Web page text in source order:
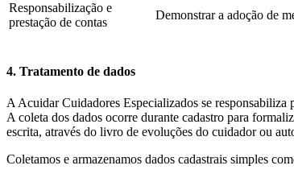
Responsabilização e
prestação de contas
Demonstrar a adoção de
4. Tratamento de dados
A Acuidar Cuidadores Especializados se
A coleta dos dados ocorre durante cadastro para
escrita, através do livro de evoluções do cuidador ou
Coletamos e armazenamos dados cadastrais simples